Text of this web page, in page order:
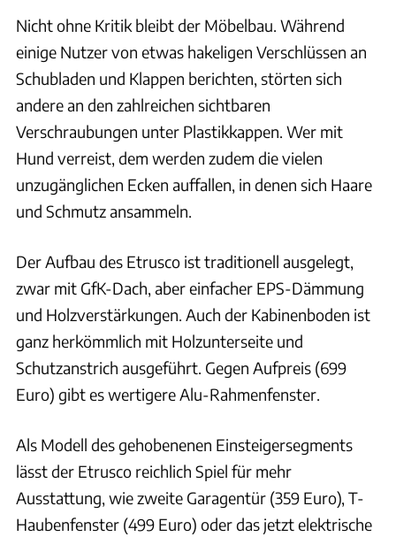
Nicht ohne Kritik bleibt der Möbelbau. Während
einige Nutzer von etwas hakeligen Verschlüssen an
Schubladen und Klappen berichten, störten sich
andere an den zahlreichen sichtbaren
Verschraubungen unter Plastikkappen. Wer mit
Hund verreist, dem werden zudem die vielen
unzugänglichen Ecken auffallen, in denen sich Haare
und Schmutz ansammeln.
Der Aufbau des Etrusco ist traditionell ausgelegt,
zwar mit GfK-Dach, aber einfacher EPS-Dämmung
und Holzverstärkungen. Auch der Kabinenboden ist
ganz herkömmlich mit Holzunterseite und
Schutzanstrich ausgeführt. Gegen Aufpreis (699
Euro) gibt es wertigere Alu-Rahmenfenster.
Als Modell des gehobenenen Einsteigersegments
lässt der Etrusco reichlich Spiel für mehr
Ausstattung, wie zweite Garagentür (359 Euro), T-
Haubenfenster (499 Euro) oder das jetzt elektrische